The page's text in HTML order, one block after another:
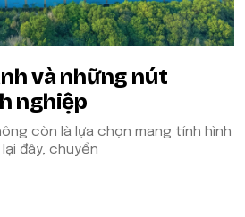
và những nút
nghiệp
còn là lựa chọn mang tính hình
đây, chuyển